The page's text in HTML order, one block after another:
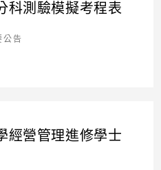
科測驗模擬考程表
公告
經營管理進修學士